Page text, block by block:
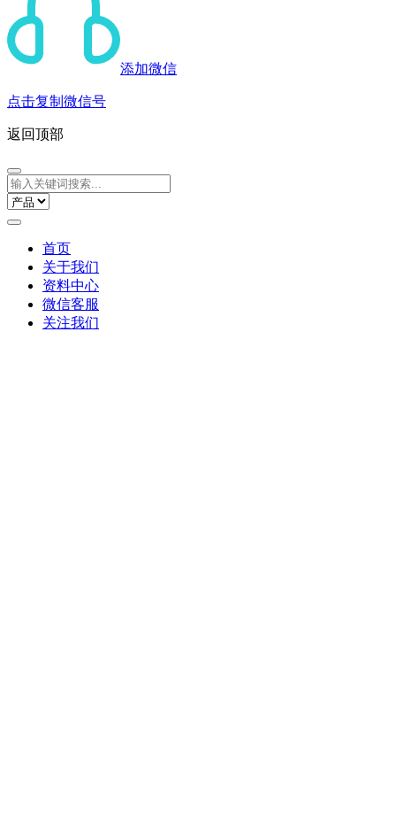
添加微信
点击复制微信号
返回顶部
首页
关于我们
资料中心
微信客服
关注我们